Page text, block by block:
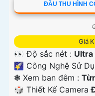
ĐẦU THU HÌNH
Giá
👀 Độ sắc nét : Ultra
🌠 Công Nghệ Sử
❃ Xem ban đêm :
🎲 Thiết Kế Camera